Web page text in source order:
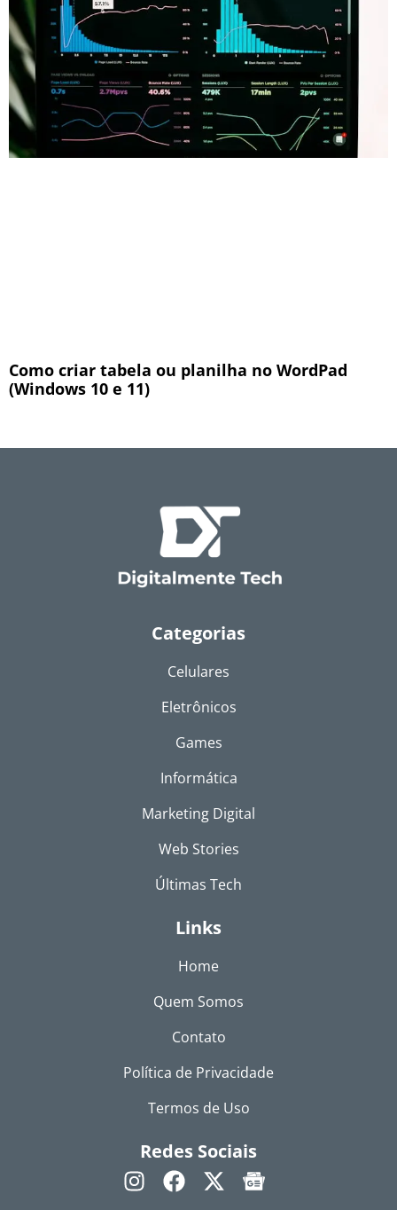
Como criar tabela ou planilha no WordPad
(Windows 10 e 11)
Categorias
Celulares
Eletrônicos
Games
Informática
Marketing Digital
Web Stories
Últimas Tech
Links
Home
Quem Somos
Contato
Política de Privacidade
Termos de Uso
Redes Sociais